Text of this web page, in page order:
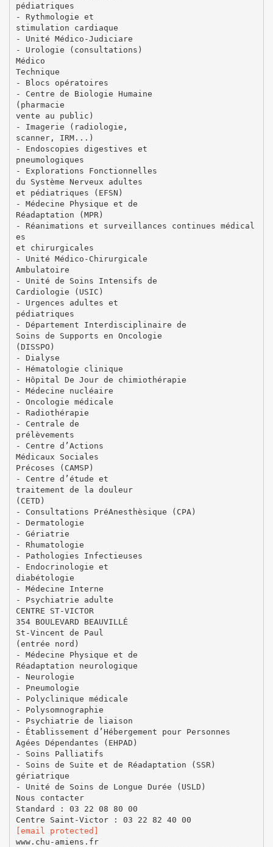
pédiatriques
- Rythmologie et
stimulation cardiaque
- Unité Médico-Judiciare
- Urologie (consultations)
Médico
Technique
- Blocs opératoires
- Centre de Biologie Humaine
(pharmacie
vente au public)
- Imagerie (radiologie,
scanner, IRM...)
- Endoscopies digestives et
pneumologiques
- Explorations Fonctionnelles
du Système Nerveux adultes
et pédiatriques (EFSN)
- Médecine Physique et de
Réadaptation (MPR)
- Réanimations et surveillances continues médical
es
et chirurgicales
- Unité Médico-Chirurgicale
Ambulatoire
- Unité de Soins Intensifs de
Cardiologie (USIC)
- Urgences adultes et
pédiatriques
- Département Interdisciplinaire de
Soins de Supports en Oncologie
(DISSPO)
- Dialyse
- Hématologie clinique
- Hôpital De Jour de chimiothérapie
- Médecine nucléaire
- Oncologie médicale
- Radiothérapie
- Centrale de
prélèvements
- Centre d’Actions
Médicaux Sociales
Précoses (CAMSP)
- Centre d’étude et
traitement de la douleur
(CETD)
- Consultations PréAnesthèsique (CPA)
- Dermatologie
- Gériatrie
- Rhumatologie
- Pathologies Infectieuses
- Endocrinologie et
diabétologie
- Médecine Interne
- Psychiatrie adulte
CENTRE ST-VICTOR
354 BOULEVARD BEAUVILLÉ
St-Vincent de Paul
(entrée nord)
- Médecine Physique et de
Réadaptation neurologique
- Neurologie
- Pneumologie
- Polyclinique médicale
- Polysomnographie
- Psychiatrie de liaison
- Établissement d’Hébergement pour Personnes
Agées Dépendantes (EHPAD)
- Soins Palliatifs
- Soins de Suite et de Réadaptation (SSR)
gériatrique
- Unité de Soins de Longue Durée (USLD)
Nous contacter
Standard : 03 22 08 80 00
[email protected]
www.chu-amiens.fr